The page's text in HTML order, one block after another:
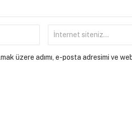
üzere adımı, e-posta adresimi ve